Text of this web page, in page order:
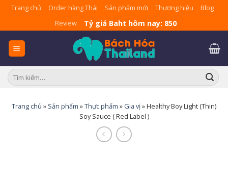
Skip
content
Trang chủ Order hàng Thái Sản phẩm mới Thương hiệu
Blog
Review
Tỷ giá Baht hôm nay: 850
Tìm
kiếm:
Trang chủ » Sản phẩm »Thực phẩm » Gia vị»Healthy Boy Light (Thin)
Soy Sauce ( Red Label )